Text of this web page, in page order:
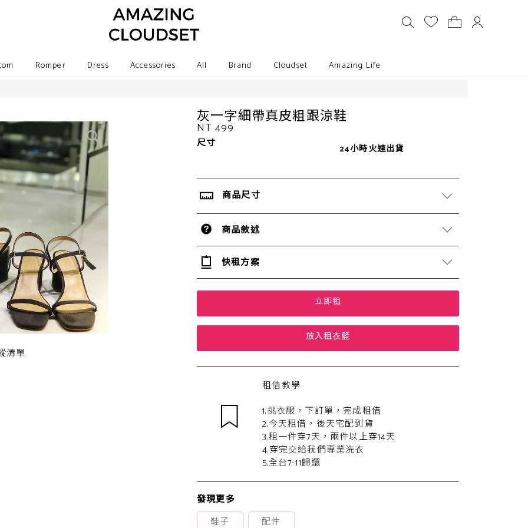
Romper Dress Accessories All Brand Cloudset Amazing Life
清單
灰一字細帶真皮粗跟涼鞋
NT 499
尺寸 24小時火速出貨
商品尺寸
商品敘述
快租方案
立即租
放入租衣籃
租借教學
1.挑衣服，下訂單，完成租借
2.今天租借，後天宅配到貨
3.租一件穿7天，兩件以上穿14天
4.穿完交給我們專業洗衣
5.全台7-11歸還
發現更多
鞋子
配件